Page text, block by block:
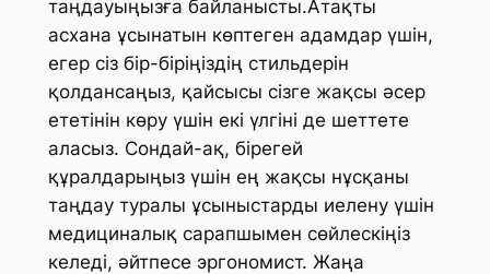
таңдауыңызға байланысты.Атақты
асхана ұсынатын көптеген адамдар үшін,
егер сіз бір-біріңіздің стильдерін
қолдансаңыз, қайсысы сізге жақсы әсер
ететінін көру үшін екі үлгіні де шеттете
аласыз. Сондай-ақ, бірегей
құралдарыңыз үшін ең жақсы нұсқаны
таңдау туралы ұсыныстарды иелену үшін
медициналық сарапшымен сөйлескіңіз
келеді, әйтпесе эргономист. Жаңа